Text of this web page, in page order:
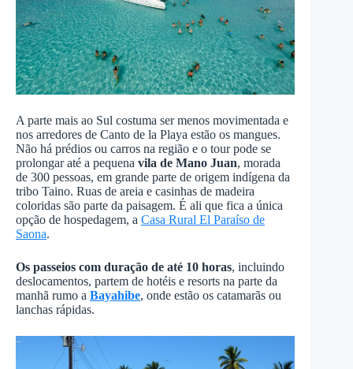
A parte mais ao Sul costuma ser menos movimentada e
nos arredores de Canto de la Playa estão os mangues.
Não há prédios ou carros na região e o tour pode se
prolongar até a pequena vila de Mano Juan, morada
de 300 pessoas, em grande parte de origem indígena da
tribo Taino. Ruas de areia e casinhas de madeira
coloridas são parte da paisagem. É ali que fica a única
opção de hospedagem, a Casa Rural El Paraíso de
Saona.
Os passeios com duração de até 10 horas, incluindo
deslocamentos, partem de hotéis e resorts na parte da
manhã rumo a Bayahibe, onde estão os catamarãs ou
lanchas rápidas.